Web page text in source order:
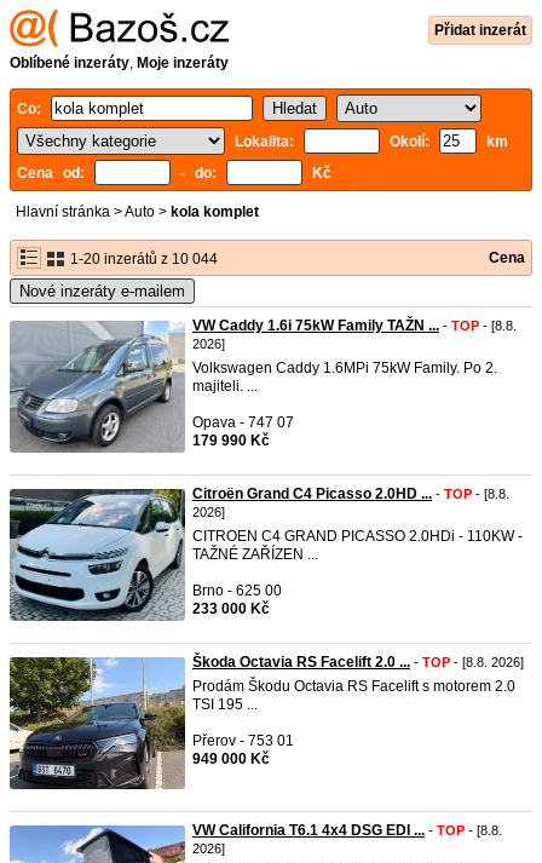
Přidat inzerát
Oblíbené inzeráty, Moje inzeráty
Co:
Lokalita:
Okolí:
km
Cena od:
- do: Kč
Hlavní stránka >Auto > kola komplet
1-20 inzerátů z 10 044 Cena
Nové inzeráty e-mailem
VW Caddy 1.6i 75kW Family TAŽN ... - TOP - [8.8.
2026]
Volkswagen Caddy 1.6MPi 75kW Family. Po 2.
majiteli. ...
Opava - 747 07
179 990 Kč
Citroën Grand C4 Picasso 2.0HD ... - TOP - [8.8.
2026]
CITROEN C4 GRAND PICASSO 2.0HDi - 110KW -
TAŽNÉ ZAŘÍZEN ...
Brno - 625 00
233 000 Kč
Škoda Octavia RS Facelift 2.0 ... - TOP - [8.8. 2026]
Prodám Škodu Octavia RS Facelift s motorem 2.0
TSI 195 ...
Přerov - 753 01
949 000 Kč
VW California T6.1 4x4 DSG EDI ... - TOP - [8.8.
2026]